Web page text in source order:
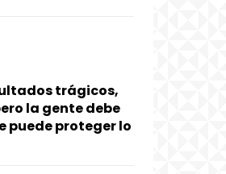
trágicos,
la gente debe
puede proteger lo